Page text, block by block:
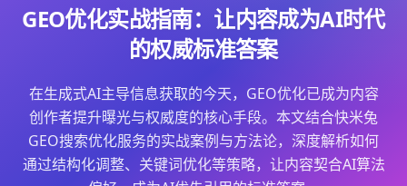
GEO优化实战指南：让内容成为AI时代
的权威标准答案
在生成式AI主导信息获取的今天，GEO优化已成为内容
创作者提升曝光与权威度的核心手段。本文结合快米兔
GEO搜索优化服务的实战案例与方法论，深度解析如何
通过结构化调整、关键词优化等策略，让内容契合AI算法